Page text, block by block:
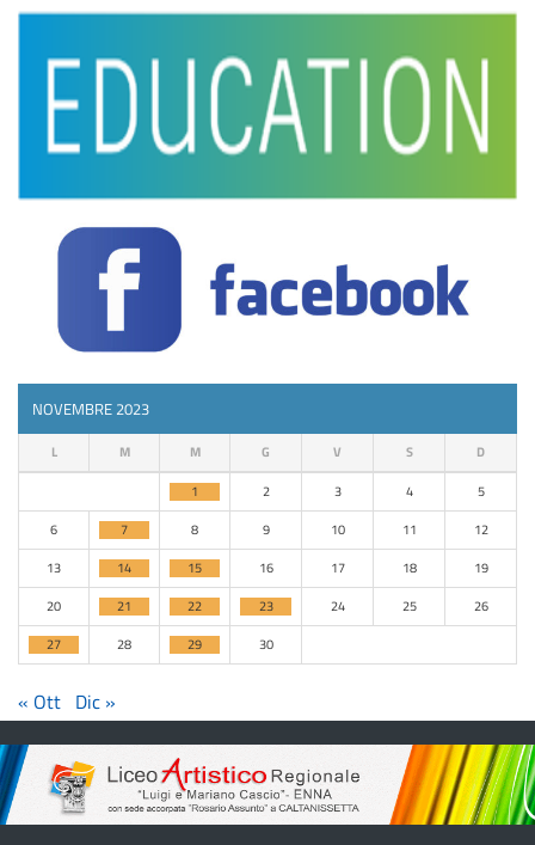
NOVEMBRE 2023
L M M G V S D
1 2 3 4
5
6
7 8 9 10 11
12
13
14 15 16 17 18
19
20
21 22 23 24 25
26
27
28 29 30
« Ott Dic »